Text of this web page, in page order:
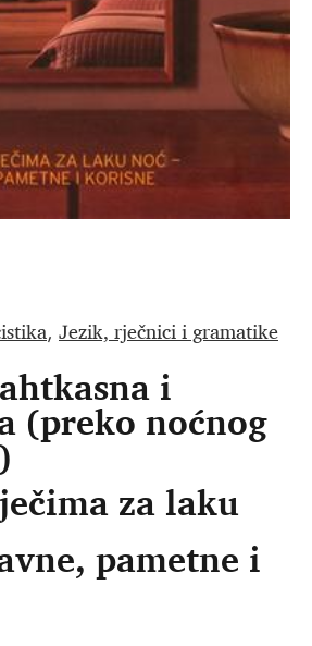
, Jezik, rječnici i gramatike
i
(preko noćnog
za laku
pametne i